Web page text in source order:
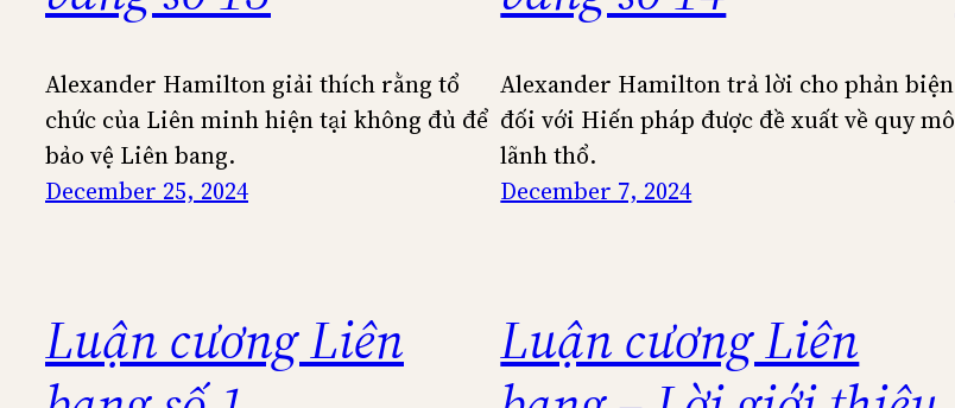
Alexander Hamilton giải thích rằng tổ
chức của Liên minh hiện tại không đủ để
bảo vệ Liên bang.
December 25, 2024
Alexander Hamilton trả lời cho phản biện
đối với Hiến pháp được đề xuất về quy mô
lãnh thổ.
December 7, 2024
Luận cương Liên
Luận cương Liên